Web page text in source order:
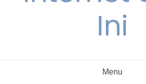
Ini
Menu